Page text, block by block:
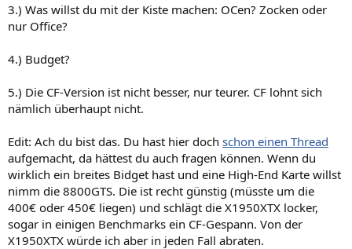
3.) Was willst du mit der Kiste machen: OCen? Zocken oder
nur Office?
4.) Budget?
5.) Die CF-Version ist nicht besser, nur teurer. CF lohnt sich
nämlich überhaupt nicht.
Edit: Ach du bist das. Du hast hier doch schon einen Thread
aufgemacht, da hättest du auch fragen können. Wenn du
wirklich ein breites Bidget hast und eine High-End Karte willst
nimm die 8800GTS. Die ist recht günstig (müsste um die
400€ oder 450€ liegen) und schlägt die X1950XTX locker,
sogar in einigen Benchmarks ein CF-Gespann. Von der
X1950XTX würde ich aber in jeden Fall abraten.